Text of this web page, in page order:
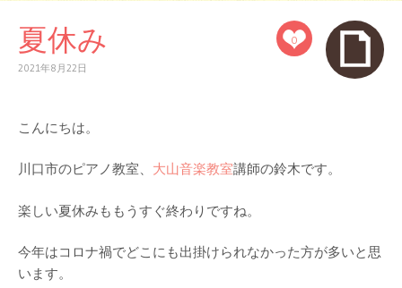
0
夏休み
2021年8月22日
こんにちは。
川口市のピアノ教室、 大山音楽教室講師の鈴木です。
楽しい夏休みももうすぐ終わりですね。
今年はコロナ禍でどこにも出掛けられなかった方が多いと思
います。